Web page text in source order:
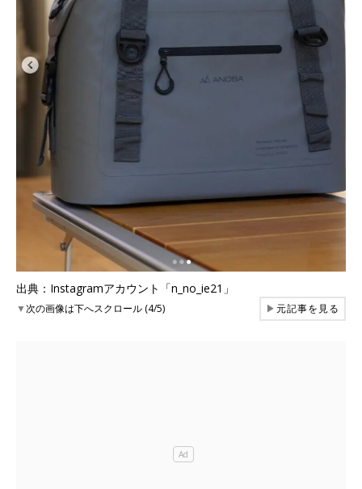
出典：Instagramアカウント「n_no_ie21」
▼次の画像は下へスクロール (4/5) ▶元記事を見る